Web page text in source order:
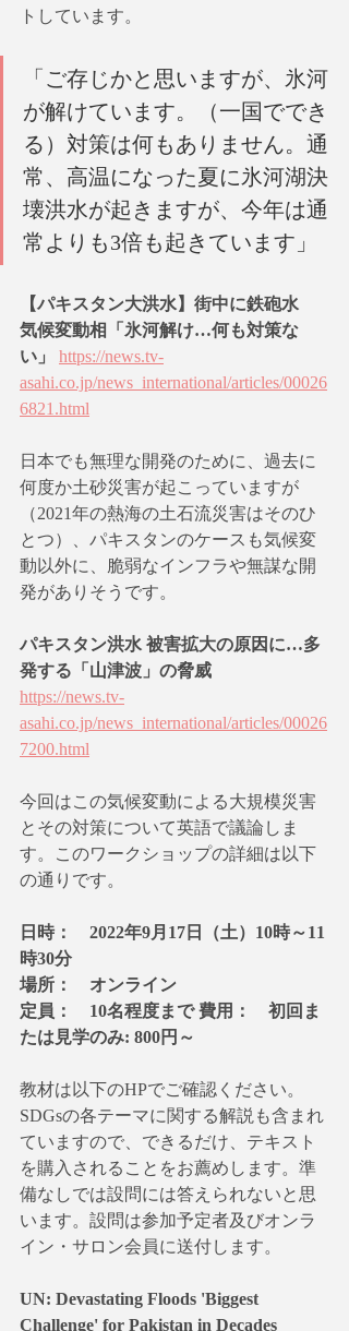
トしています。
「ご存じかと思いますが、氷河
が解けています。（一国ででき
る）対策は何もありません。通
常、高温になった夏に氷河湖決
壊洪水が起きますが、今年は通
常よりも3倍も起きています」
【パキスタン大洪水】街中に鉄砲水
気候変動相「氷河解け…何も対策な
い」
https://news.tv-
asahi.co.jp/news_international/articles/00026
6821.html
日本でも無理な開発のために、過去に
何度か土砂災害が起こっていますが
（2021年の熱海の土石流災害はそのひ
とつ）、パキスタンのケースも気候変
動以外に、脆弱なインフラや無謀な開
発がありそうです。
パキスタン洪水 被害拡大の原因に…多
発する「山津波」の脅威
https://news.tv-
asahi.co.jp/news_international/articles/00026
7200.html
今回はこの気候変動による大規模災害
とその対策について英語で議論しま
す。このワークショップの詳細は以下
の通りです。
日時：　2022年9月17日（土）10時～11
時30分
場所：　オンライン
定員：　10名程度まで 費用：　初回ま
たは見学のみ: 800円～
教材は以下のHPでご確認ください。
SDGsの各テーマに関する解説も含まれ
ていますので、できるだけ、テキスト
を購入されることをお薦めします。準
備なしでは設問には答えられないと思
います。設問は参加予定者及びオンラ
イン・サロン会員に送付します。
UN: Devastating Floods 'Biggest
Challenge' for Pakistan in Decades